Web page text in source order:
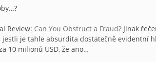
Review: Can You Obstruct a Fraud? Jinak
jestli je tahle absurdita dostatečně evidentní
10 milionů USD, že ano…